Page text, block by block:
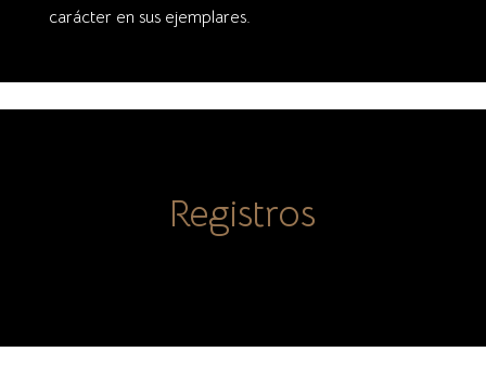
carácter en sus ejemplares.
Registros